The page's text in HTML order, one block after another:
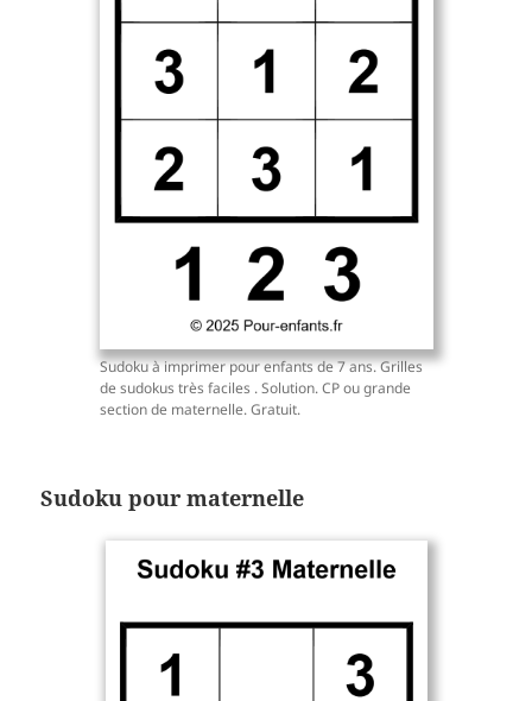
Sudoku à imprimer pour enfants de 7 ans. Grilles
de sudokus très faciles . Solution. CP ou grande
section de maternelle. Gratuit.
Sudoku pour maternelle